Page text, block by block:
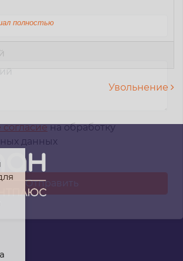
полностью
по записямУвольнение
согласиена обработку
данных